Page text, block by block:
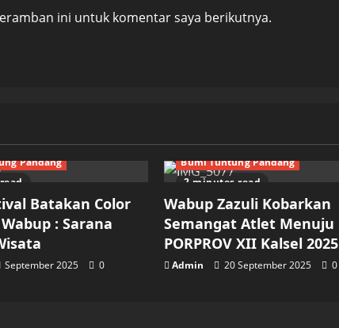
ini untuk komentar saya berikutnya.
Berita
Pandang
Batakan Color
: Sarana
September 2025 0
2 minutes read
Advertorial
Berita
Bumi Tuntung Pandang
Wabup Zazuli Kobarkan
Semangat Atlet Menuju
PORPROV XII Kalsel 2025
Admin 20 September 2025 0